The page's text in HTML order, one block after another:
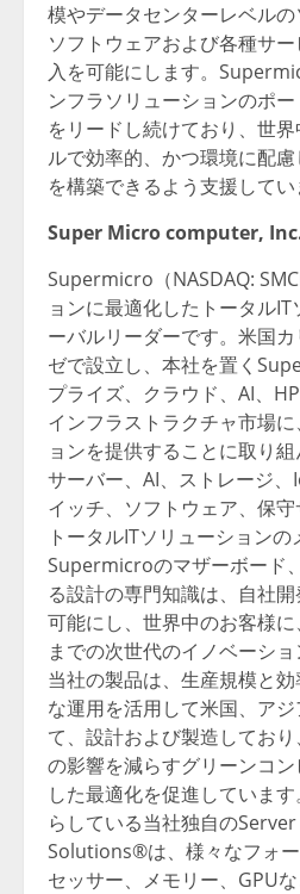
模やデータセンターレベルの
ソフトウェアおよび各種サ
入を可能にします。
ンフラソリューションのポ
をリードし続けており、世
ルで効率的、かつ環境に配
を構築できるよう支援してい
Super Micro computer,
Supermicro（NASDAQ:
ョンに最適化したトータル
ーバルリーダーです。米国
ゼで設立し、本社を置く
プライズ、クラウド、AI、
インフラストラクチャ市場
ョンを提供することに取り組
サーバー、AI、ストレージ
イッチ、ソフトウェア、保守
トータルITソリューションの
Supermicroのマザーボード
る設計の専門知識は、自社
可能にし、世界中のお客様
までの次世代のイノベーショ
当社の製品は、生産規模と
な運用を活用して米国、ア
て、設計および製造してお
の影響を減らすグリーンコ
した最適化を促進していま
らしている当社独自の
Solutions®は、様々なフォ
セッサー、メモリー、GPU